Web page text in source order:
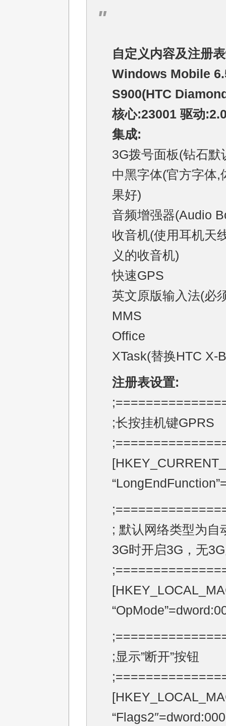
自定义内容及注册
Windows Mobile
S900(HTC
核心:23001 驱动
集成:
3G拨号面板(钻石默
中黑字体(官方字体,
果好)
音频增强器(Audio
收音机(使用耳机天
义的收音机)
快速GPS
英文原版输入法(必
MMS
Office
XTask(替换HTC X-
注册表设置:
;长按挂机键GPRS
; 默认网络类型为自
3G时开启3G，无
;显示”断开”按钮